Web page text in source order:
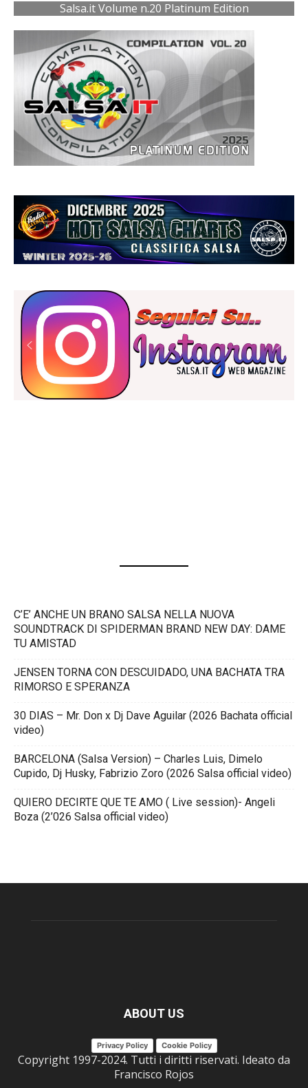
Salsa.it Volume n.20 Platinum Edition
C’E’ ANCHE UN BRANO SALSA NELLA NUOVA
SOUNDTRACK DI SPIDERMAN BRAND NEW DAY: DAME
TU AMISTAD
JENSEN TORNA CON DESCUIDADO, UNA BACHATA TRA
RIMORSO E SPERANZA
30 DIAS – Mr. Don x Dj Dave Aguilar (2026 Bachata official
video)
BARCELONA (Salsa Version) – Charles Luis, Dimelo
Cupido, Dj Husky, Fabrizio Zoro (2026 Salsa official video)
QUIERO DECIRTE QUE TE AMO ( Live session)- Angeli
Boza (2’026 Salsa official video)
ABOUT US
Privacy Policy Cookie Policy
Copyright 1997-2024. Tutti i diritti riservati. Ideato da
Francisco Rojos